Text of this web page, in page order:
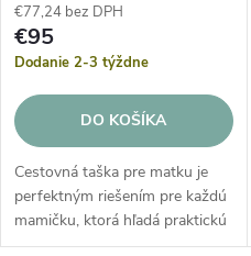
€77,24 bez DPH
€95
Dodanie 2-3 týždne
DO KOŠÍKA
Cestovná taška pre matku je
perfektným riešením pre každú
mamičku, ktorá hľadá praktickú
a elegantnú tašku na cesty.